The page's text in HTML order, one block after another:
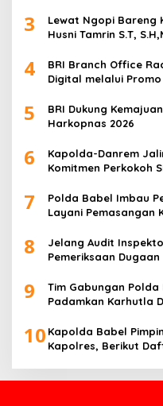
3
Lewat Ngopi Bareng
Husni Tamrin S.T,
4
BRI Branch Office
Digital melalui Promo
5
BRI Dukung
Harkopnas 2026
6
Kapolda-Danrem
Komitmen Perkokoh
7
Polda Babel Imbau
Layani Pemasangan
8
Jelang Audit
Pemeriksaan
9
Tim Gabungan
Padamkan Karhutla
10 Kapolda Babel
Kapolres, Berikut